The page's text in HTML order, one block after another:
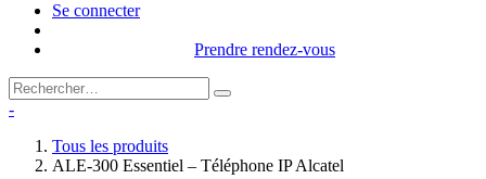
Se connecter
Prendre rendez-vous
-
Tous les produits
ALE-300 Essentiel – Téléphone IP Alcatel